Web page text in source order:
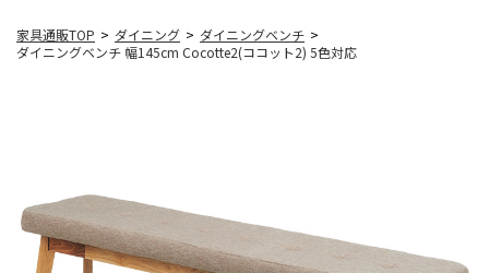
家具通販TOP > ダイニング > ダイニングベンチ >
ダイニングベンチ 幅145cm Cocotte2(ココット2) 5色対応